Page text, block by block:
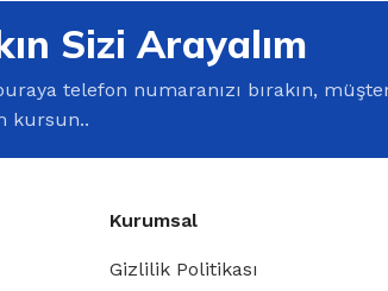
Sizi Arayalım
telefon numaranızı bırakın,
kursun..
Kurumsal
Gizlilik Politikası